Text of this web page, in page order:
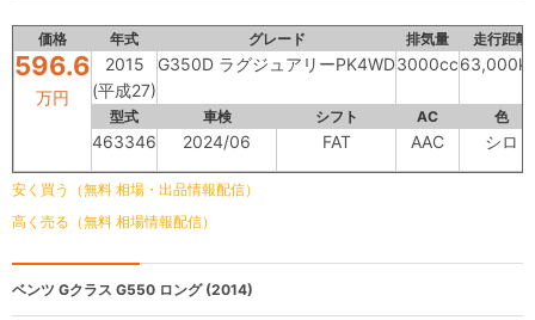
価格 年式 グレード 排気量 走行距離
596.6
万円
2015
(平成27)
G350D ラグジュアリーPK4WD3000cc
型式 車検 シフト AC 色
463346 2024/06 FAT AAC シロ
安く買う（無料 相場・出品情報配信）
高く売る（無料 相場情報配信）
ベンツ Gクラス G550 ロング (2014)